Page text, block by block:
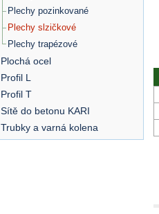
Plechy pozinkované
Plechy slzičkové
Plechy trapézové
Plochá ocel
Profil L
Profil T
Sítě do betonu KARI
Trubky a varná kolena